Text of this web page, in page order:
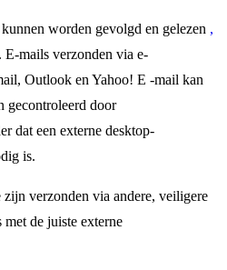
worden gevolgd en gelezen ,
. E-mails verzonden via e-
Outlook en Yahoo! E -mail kan
gecontroleerd door
dat een externe desktop-
is.
verzonden via andere, veiligere
de juiste externe